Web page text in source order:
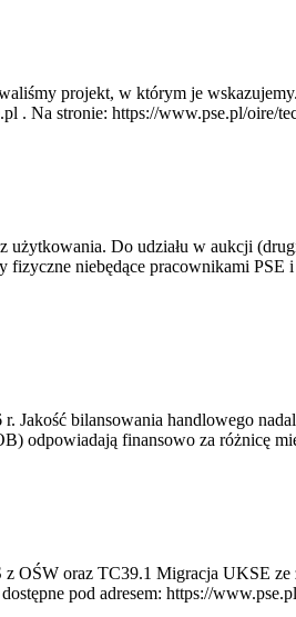
projekt, w którym je
. Na stronie: https://www.pse.pl/
Do udziału w aukcji
niebędące pracownikami
bilansowania handlowego
odpowiadają finansowo za różnicę
OŚW oraz TC39.1 Migracja UKSE
pod adresem: https://